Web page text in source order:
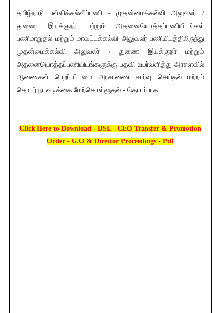
தமிழ்நாடு பள்ளிக்கல்விப்பணி - முதன்மைக்கல்வி அலுவலர் /
துணை இயக்குநர் மற்றும் அதனையொத்தப்பணியிடங்கள்
பணிமாறுதல் மற்றும் மாவட்டக்கல்வி அலுவலர் பணியிடத்திலிருந்து
முதன்மைக்கல்வி அலுவலர் / துணை இயக்குநர் மற்றும்
அதனையொத்தப்பணியிடங்களுக்கு பதவி உயர்வளித்து அரசளவில்
ஆணைகள் பெறப்பட்டமை அரசாணை சார்வு செய்தல் மற்றம்
தொடர் நடவடிக்கை மேற்கொள்ளுதல் - தொடர்பாக.
Click Here to Download - DSE - CEO Transfer & Promotion
Order - G.O & Director Proceedings - Pdf